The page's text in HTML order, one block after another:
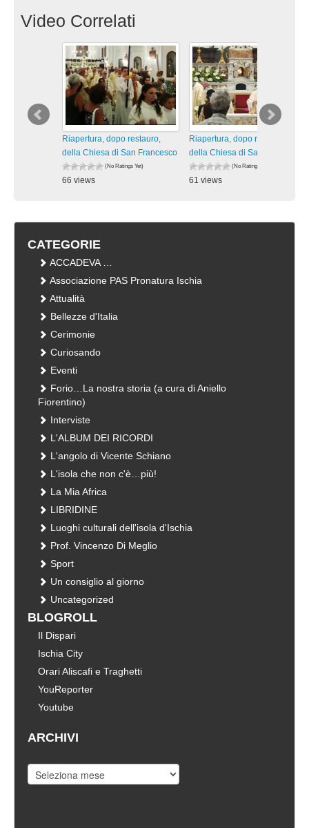
Video Correlati
Riapertura, dopo restauro,
della Chiesa di San Francesco
(No Ratings Yet)
66 views
Riapertura, dopo restauro,
della Chiesa di San Francesco
(No Ratings Yet)
61 views
CATEGORIE
ACCADEVA …
Associazione PAS Pronatura Ischia
Attualità
Bellezze d'Italia
Cerimonie
Curiosando
Eventi
Forio…La nostra storia (a cura di Aniello
Fiorentino)
Interviste
L'ALBUM DEI RICORDI
L'angolo di Vicente Schiano
L'isola che non c'è…più!
La Mia Africa
LIBRIDINE
Luoghi culturali dell'isola d'Ischia
Prof. Vincenzo Di Meglio
Sport
Un consiglio al giorno
Uncategorized
BLOGROLL
Il Dispari
Ischia City
Orari Aliscafi e Traghetti
YouReporter
Youtube
ARCHIVI